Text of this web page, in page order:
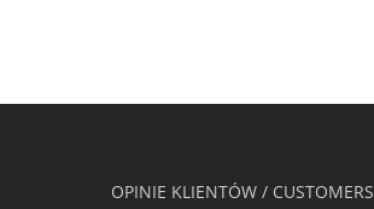
OPINIE KLIENTÓW / CUSTOMERS